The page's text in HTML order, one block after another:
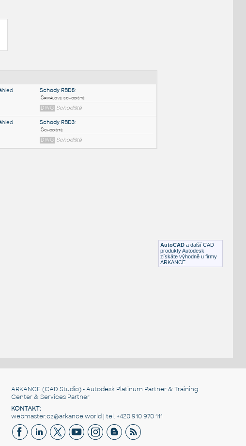
Schodiště
AutoCAD a další CAD
produkty Autodesk
získáte výhodně u firmy
ARKANCE
ARKANCE (CAD Studio) - Autodesk Platinum Partner & Training
Center & Services Partner
KONTAKT:
webmaster.cz@arkance.world | tel. +420 910 970 111